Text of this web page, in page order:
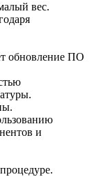
вес.
обновление ПО
и